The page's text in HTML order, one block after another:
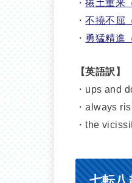
・捲土重来
・不撓不屈
・ 勇猛精進
【英語訳】
・ups and
・always
・the
七転